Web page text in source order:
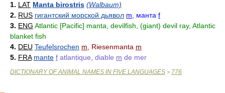
1. LAT Manta birostris (Walbaum)
2. RUS гигантский морской дьявол m , манта f
3. ENG Atlantic [Pacific] manta, devilfish, (giant) devil ray, Atlantic
blanket fish
4. DEU Teufelsrochen m , Riesenmanta m
5. FRA mante f atlantique, diable m de mer
DICTIONARY OF ANIMAL NAMES IN FIVE LANGUAGES > 776